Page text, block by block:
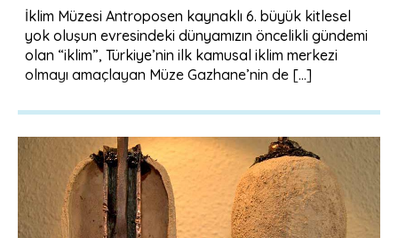
İklim Müzesi Antroposen kaynaklı 6. büyük kitlesel
yok oluşun evresindeki dünyamızın öncelikli gündemi
olan “iklim”, Türkiye’nin ilk kamusal iklim merkezi
olmayı amaçlayan Müze Gazhane’nin de […]